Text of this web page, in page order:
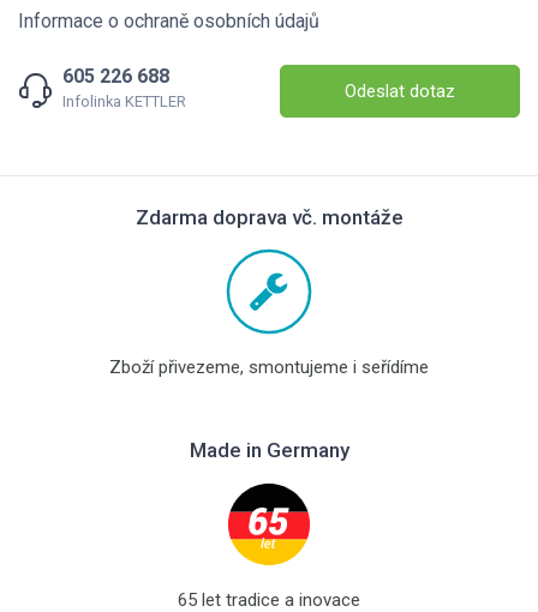
Informace o ochraně osobních údajů
605 226 688
Infolinka KETTLER Odeslat dotaz
Zdarma doprava vč. montáže
Zboží přivezeme, smontujeme i seřídíme
Made in Germany
65 let tradice a inovace